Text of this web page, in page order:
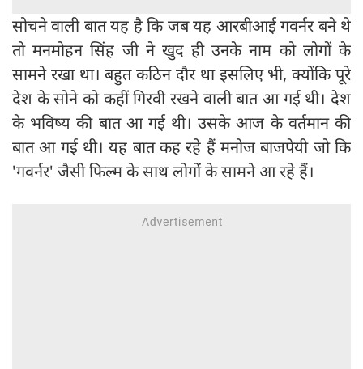
सोचने वाली बात यह है कि जब यह आरबीआई गवर्नर बने थे
तो मनमोहन सिंह जी ने खुद ही उनके नाम को लोगों के
सामने रखा था। बहुत कठिन दौर था इसलिए भी, क्योंकि पूरे
देश के सोने को कहीं गिरवी रखने वाली बात आ गई थी। देश
के भविष्य की बात आ गई थी। उसके आज के वर्तमान की
बात आ गई थी। यह बात कह रहे हैं मनोज बाजपेयी जो कि
'गवर्नर' जैसी फिल्म के साथ लोगों के सामने आ रहे हैं।